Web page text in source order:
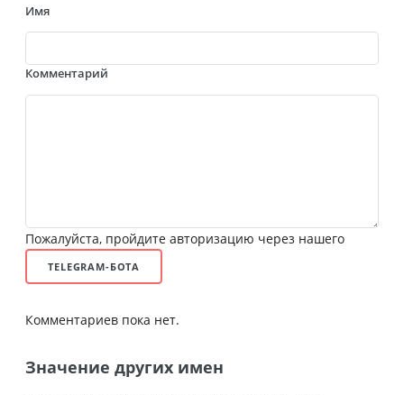
Имя
Комментарий
Пожалуйста, пройдите авторизацию через нашего
TELEGRAM-БОТА
Комментариев пока нет.
Значение других имен